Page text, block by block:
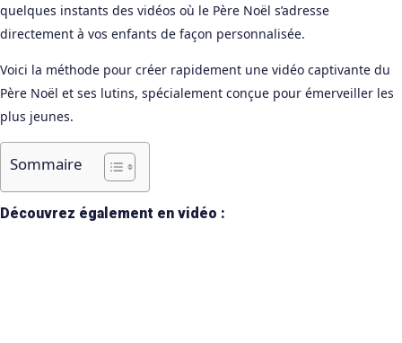
quelques instants des vidéos où le Père Noël s’adresse
directement à vos enfants de façon personnalisée.
Voici la méthode pour créer rapidement une vidéo captivante du
Père Noël et ses lutins, spécialement conçue pour émerveiller les
plus jeunes.
Sommaire
Découvrez également en vidéo :